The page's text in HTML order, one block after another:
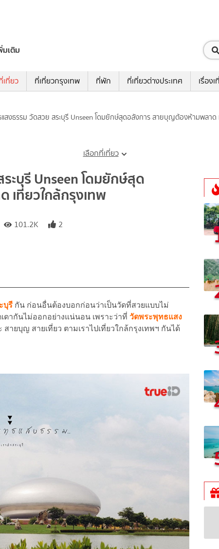
มเติม
เที่ยว ที่เที่ยวกรุงเทพ ที่พัก ที่เที่ยวต่างประเทศ เรื่อง
สงธรรม วัดสวย สระบุรี Unseen โดมยักษ์สุดอลังการ สายบุญต้องห้ามพลาด
เลือกที่เที่ยว
บุรี Unseen โดมยักษ์สุด
ที่ยวใกล้กรุงเทพ
101.2K 2
บุรี กัน ก่อนอื่นต้องบอกก่อนว่าเป็นวัดที่สวยแบบไม่
ากันไม่ออกอย่างแน่นอน เพราะว่าที่ วัดพระพุทธแสง
ายบุญ สายเที่ยว ตามเราไปเที่ยวใกล้กรุงเทพฯ กันได้